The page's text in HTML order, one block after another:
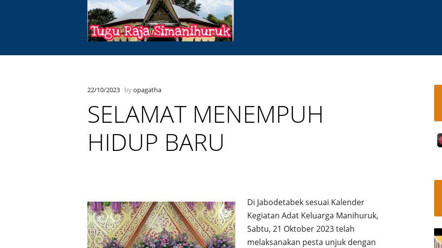
22/10/2023 byopagatha
SELAMAT MENEMPUH
HIDUP BARU
Di Jabodetabek sesuai Kalender
Kegiatan Adat Keluarga Manihuruk,
Sabtu, 21 Oktober 2023 telah
melaksanakan pesta unjuk dengan